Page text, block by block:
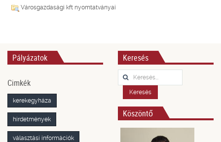
Városgazdasági kft nyomtatványai
Pályázatok
Cimkék
kerekegyháza
hirdetmények
választási információk
Keresés
Keresés...
Keresés
Köszöntő